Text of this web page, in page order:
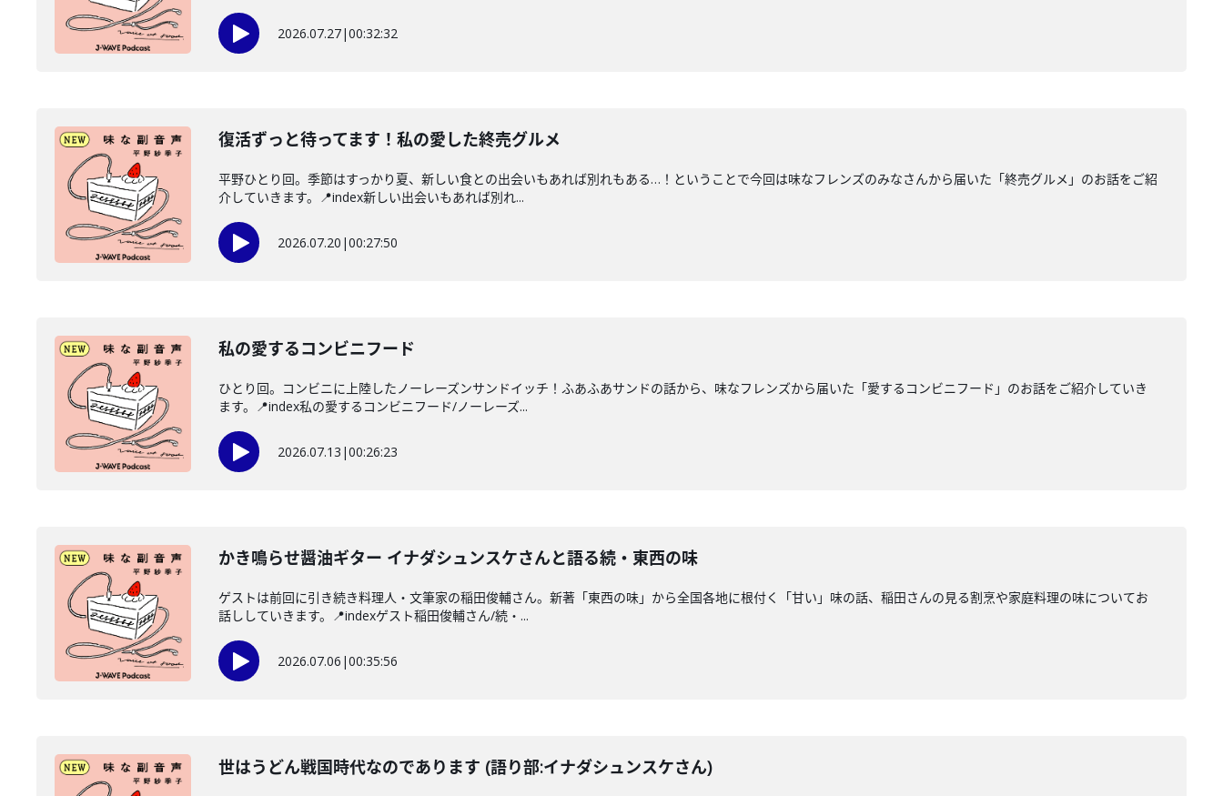
2026.07.27|00:32:32
復活ずっと待ってます！私の愛した終売グルメ
平野ひとり回。季節はすっかり夏、新しい食との出会いもあれば別れもある…！ということで今回は味なフレンズのみなさんから届いた「終売グルメ」のお話をご紹
介していきます。📍index新しい出会いもあれば別れ...
2026.07.20 |00:27:50
私の愛するコンビニフード
ひとり回。コンビニに上陸したノーレーズンサンドイッチ！ふあふあサンドの話から、味なフレンズから届いた「愛するコンビニフード」のお話をご紹介していき
ます。📍index私の愛するコンビニフード/ノーレーズ...
2026.07.13 |00:26:23
かき鳴らせ醤油ギター イナダシュンスケさんと語る続・東西の味
ゲストは前回に引き続き料理人・文筆家の稲田俊輔さん。新著「東西の味」から全国各地に根付く「甘い」味の話、稲田さんの見る割烹や家庭料理の味についてお
話ししていきます。📍indexゲスト稲田俊輔さん/続・...
2026.07.06 |00:35:56
世はうどん戦国時代なのであります (語り部:イナダシュンスケさん)